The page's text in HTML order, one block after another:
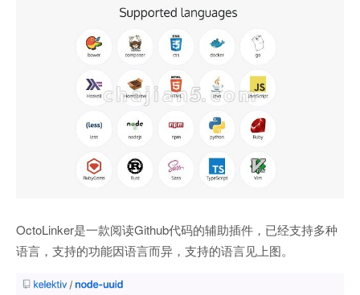
OctoLinker是一款阅读Github代码的辅助插件，已经支持多种
语言，支持的功能因语言而异，支持的语言见上图。